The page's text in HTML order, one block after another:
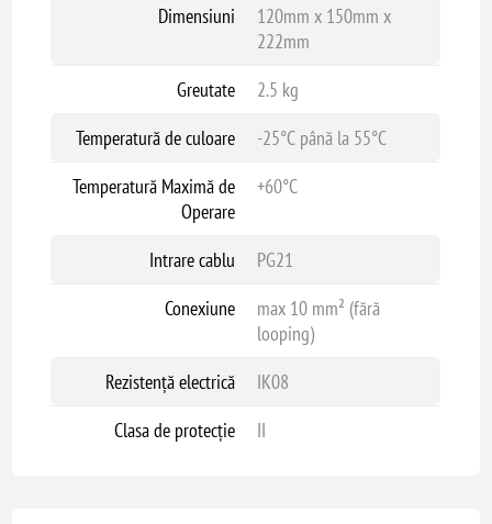
Dimensiuni
120mm x 150mm x
222mm
Greutate
2.5 kg
Temperatură de culoare
-25°C până la 55°C
Temperatură Maximă de
Operare
+60°C
Intrare cablu
PG21
Conexiune
max 10 mm² (fără
looping)
Rezistență electrică
IK08
Clasa de protecție
II